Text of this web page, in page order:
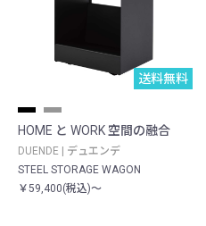
送料無料
HOME と WORK 空間の融合
DUENDE | デュエンデ
STEEL STORAGE WAGON
￥59,400(税込)～